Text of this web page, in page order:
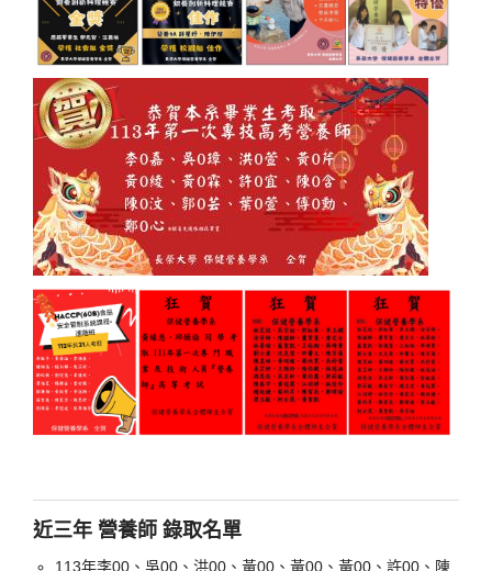
近三年 營養師 錄取名單
113年李00、吳00、洪00、黃00、黃00、黃00、許00、陳